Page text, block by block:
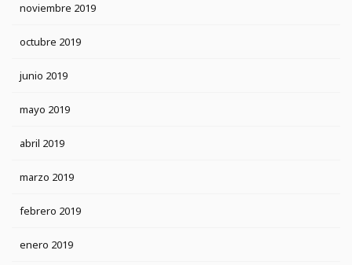
noviembre 2019
octubre 2019
junio 2019
mayo 2019
abril 2019
marzo 2019
febrero 2019
enero 2019